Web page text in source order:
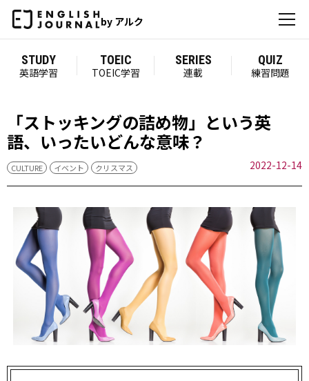
by アルク
STUDY
英語学習
TOEIC
TOEIC学習
SERIES
連載
QUIZ
練習問題
「ストッキングの詰め物」という英
語、いったいどんな意味？
CULTURE イベント クリスマス 2022-12-14